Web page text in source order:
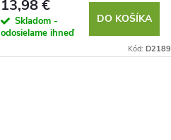
13,98 €
Skladom -
odosielame ihneď
DO KOŠÍKA
Kód: D2189